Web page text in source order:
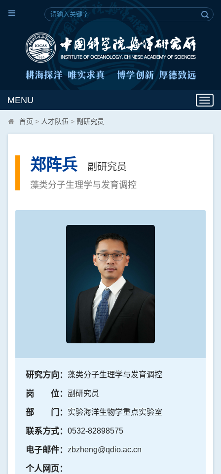
MENU
首页 > 人才队伍 > 副研究员
郑阵兵 副研究员
藻类分子生理学与发育调控
研究方向： 藻类分子生理学与发育调控
岗 位： 副研究员
部 门： 实验海洋生物学重点实验室
联系方式： 0532-82898575
电子邮件： zbzheng@qdio.ac.cn
个人网页：